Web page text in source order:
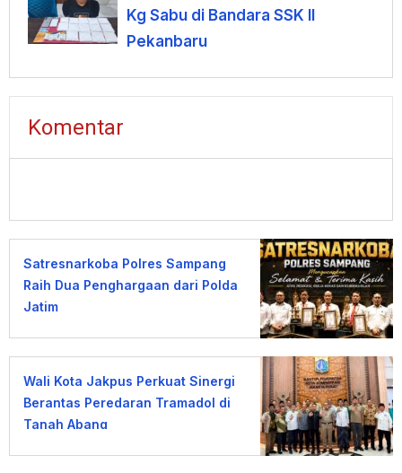
Kg Sabu di Bandara SSK II
Pekanbaru
Komentar
Satresnarkoba Polres Sampang
Raih Dua Penghargaan dari Polda
Jatim
Wali Kota Jakpus Perkuat Sinergi
Berantas Peredaran Tramadol di
Tanah Abang